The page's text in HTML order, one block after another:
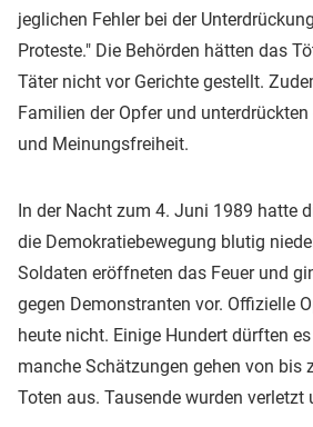
jeglichen Fehler bei der
Proteste." Die Behörden hätten das
Täter nicht vor Gerichte gestellt.
Familien der Opfer und
und Meinungsfreiheit.
In der Nacht zum 4. Juni 1989 hatte
die Demokratiebewegung blutig
Soldaten eröffneten das Feuer und
gegen Demonstranten vor. Offizielle
heute nicht. Einige Hundert dürften
manche Schätzungen gehen von bis
Toten aus. Tausende wurden verletzt